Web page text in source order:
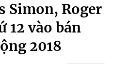
Simon, Roger
12 vào bán
2018